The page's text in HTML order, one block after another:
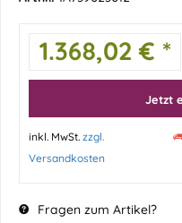
1.368,02 € *
Jetzt
inkl. MwSt. zzgl.
Versandkosten
Fragen zum Artikel?